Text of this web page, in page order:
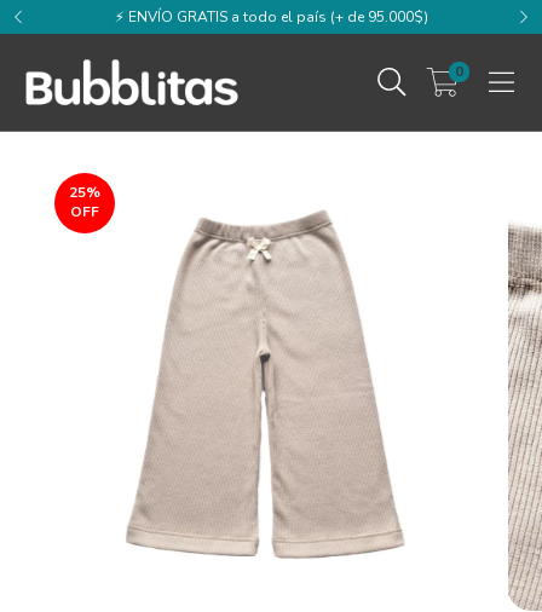
⚡️ ENVÍO GRATIS a todo el país (+ de 95.000$)
0
25%
OFF